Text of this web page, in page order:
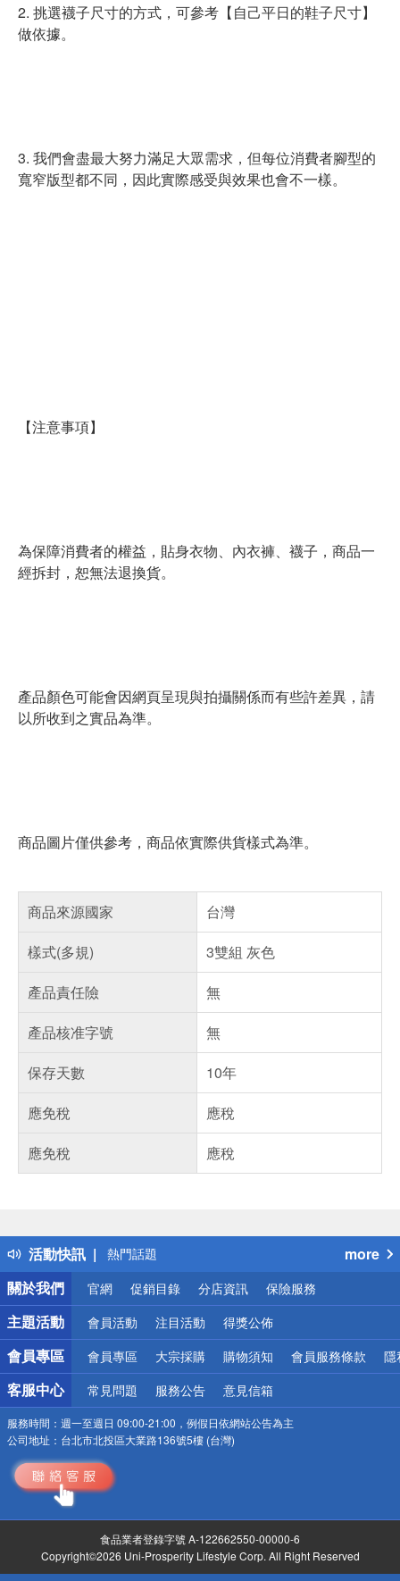
2. 挑選襪子尺寸的方式，可參考【自己平日的鞋子尺寸】
做依據。
3. 我們會盡最大努力滿足大眾需求，但每位消費者腳型的
寬窄版型都不同，因此實際感受與效果也會不一樣。
【注意事項】
為保障消費者的權益，貼身衣物、內衣褲、襪子，商品一
經拆封，恕無法退換貨。
產品顏色可能會因網頁呈現與拍攝關係而有些許差異，請
以所收到之實品為準。
商品圖片僅供參考，商品依實際供貨樣式為準。
商品來源國家
台灣
樣式(多規)
3雙組 灰色
產品責任險
無
產品核准字號
無
保存天數
10年
應免稅
應稅
應免稅
應稅
活動快訊
得獎公告
熱門話題
銀行優惠
偏遠地區配送
詐騙網頁！請小心！
more
關於我們
官網 促銷目錄 分店資訊 保險服務
主題活動 會員活動 注目活動 得獎公佈
會員專區 會員專區 大宗採購 購物須知 會員服務條款 隱
客服中心 常見問題 服務公告 意見信箱
服務時間： 週一至週日 09:00-21:00，例假日依網站公告為主
公司地址： 台北市北投區大業路136號5樓 (台灣)
食品業者登錄字號 A-122662550-00000-6
Copyright©2026 Uni-Prosperity Lifestyle Corp. All Right Reserved